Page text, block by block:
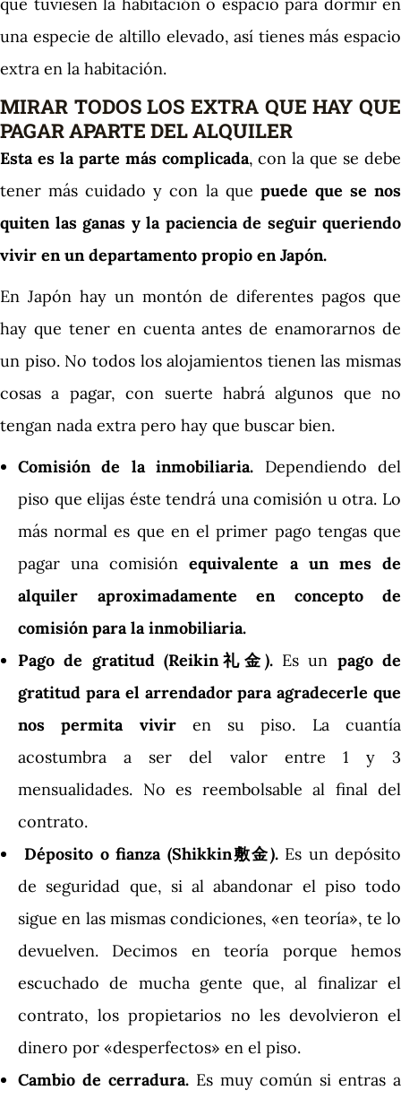
que tuviesen la habitación o espacio para dormir en
una especie de altillo elevado, así tienes más espacio
extra en la habitación.
MIRAR TODOS LOS EXTRA QUE HAY QUE
PAGAR APARTE DEL ALQUILER
Esta es la parte más complicada, con la que se debe
tener más cuidado y con la que puede que se nos
quiten las ganas y la paciencia de seguir queriendo
vivir en un departamento propio en Japón.
En Japón hay un montón de diferentes pagos que
hay que tener en cuenta antes de enamorarnos de
un piso. No todos los alojamientos tienen las mismas
cosas a pagar, con suerte habrá algunos que no
tengan nada extra pero hay que buscar bien.
Comisión de la inmobiliaria. Dependiendo del
piso que elijas éste tendrá una comisión u otra. Lo
más normal es que en el primer pago tengas que
pagar una comisiónequivalente a un mes de
alquiler aproximadamente en concepto de
comisión para la inmobiliaria.
Pago de gratitud (Reikin礼金). Es un pago de
gratitud para el arrendador para agradecerle que
nos permita viviren su piso. La cuantía
acostumbra a ser del valor entre 1 y 3
mensualidades. No es reembolsable al final del
contrato.
Déposito o fianza (Shikkin敷金). Es un depósito
de seguridad que, si al abandonar el piso todo
sigue en las mismas condiciones, «en teoría», te lo
devuelven. Decimos en teoría porque hemos
escuchado de mucha gente que, al finalizar el
contrato, los propietarios no les devolvieron el
dinero por «desperfectos» en el piso.
Cambio de cerradura. Es muy común si entras a